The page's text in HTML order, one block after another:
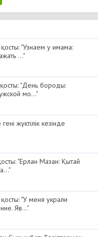
"Узнаем у имама:
..."
"День бороды:
мо..."
жүктілік кезінде
"Ерлан Мазан: Қытай
"У меня украли
Яв..."